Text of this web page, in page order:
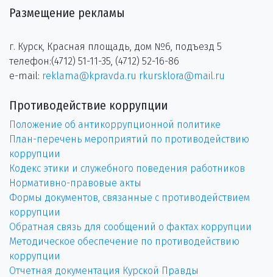
Размещение рекламы
г. Курск, Красная площадь, дом №6, подъезд 5
телефон:(4712) 51-11-35, (4712) 52-16-86
e-mail: reklama@kpravda.ru rkursklora@mail.ru
Противодействие коррупции
Положение об антикоррупционной политике
План-перечень мероприятий по противодействию
коррупции
Кодекс этики и служебного поведения работников
Нормативно-правовые акты
Формы документов, связанные с противодействием
коррупции
Обратная связь для сообщений о фактах коррупции
Методическое обеспечение по противодействию
коррупции
Отчетная документация Курской Правды